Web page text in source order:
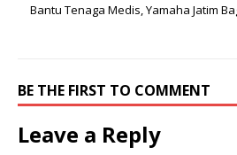
Bantu Tenaga Medis, Yamaha Jatim
BE THE FIRST TO COMMENT
Leave a Reply